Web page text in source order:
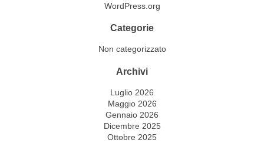
WordPress.org
Categorie
Non categorizzato
Archivi
Luglio 2026
Maggio 2026
Gennaio 2026
Dicembre 2025
Ottobre 2025